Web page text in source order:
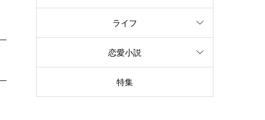
ライフ
恋愛小説
特集